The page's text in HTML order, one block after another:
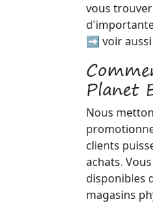
vous
➡️ voir aussi
Planet
Nous
clients
achats.
disponibles
magasins